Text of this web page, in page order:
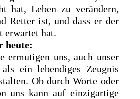
hat, Leben zu verändern,
Retter ist, und dass er der
erwartet hat.
heute:
ermutigen uns, auch unser
ein lebendiges Zeugnis
Ob durch Worte oder
uns kann auf einzigartige